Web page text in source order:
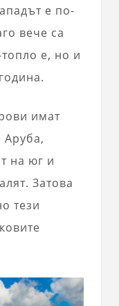
е по-
вече са
е, но и
имат
Аруба,
на юг и
Затова
тези